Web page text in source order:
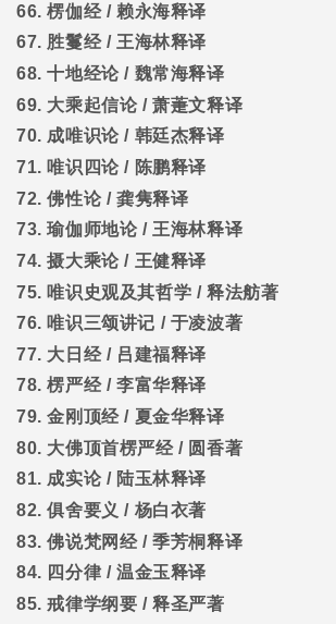
66.楞伽经/ 赖永海释译
67. 胜鬘经/ 王海林释译
68.十地经论/ 魏常海释译
69. 大乘起信论/萧萐文释译
70. 成唯识论/ 韩廷杰释译
71. 唯识四论/ 陈鹏释译
72.佛性论/龚隽释译
73.瑜伽师地论/ 王海林释译
74.摄大乘论/ 王健释译
75. 唯识史观及其哲学 /释法舫著
76. 唯识三颂讲记 / 于凌波著
77. 大日经/ 吕建福释译
78.楞严经/李富华释译
79.金刚顶经/ 夏金华释译
80. 大佛顶首楞严经/ 圆香著
81. 成实论/ 陆玉林释译
82.俱舍要义 / 杨白衣著
83.佛说梵网经/季芳桐释译
84. 四分律 /温金玉释译
85.戒律学纲要 /释圣严著